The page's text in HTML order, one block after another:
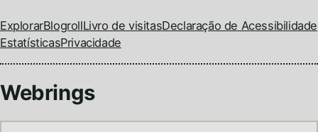
ExplorarBlogrollLivro de visitasDeclaração de Acessibilidade
EstatísticasPrivacidade
Webrings